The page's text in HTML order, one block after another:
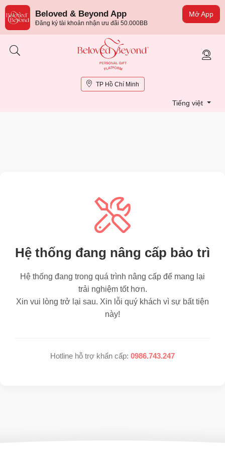
Mở App
Beloved & Beyond App
Đăng ký tài khoản nhận ưu đãi 50.000BB
TP Hồ Chí Minh
Tiếng việt
Hệ thống đang nâng cấp bảo trì
Hệ thống đang trong quá trình nâng cấp để mang lại
trải nghiệm tốt hơn.
Xin vui lòng trở lại sau. Xin lỗi quý khách vì sự bất tiện
này!
Hotline hỗ trợ khẩn cấp: 0986.743.247